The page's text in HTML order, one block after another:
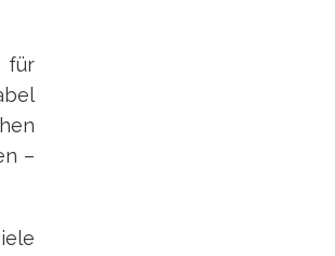
für
–